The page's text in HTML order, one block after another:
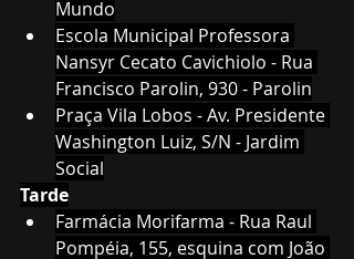
Mundo
Escola Municipal Professora
Nansyr Cecato Cavichiolo - Rua
Francisco Parolin, 930 - Parolin
Praça Vila Lobos - Av. Presidente
Washington Luiz, S/N - Jardim
Social
Tarde
Farmácia Morifarma - Rua Raul
Pompéia, 155, esquina com João